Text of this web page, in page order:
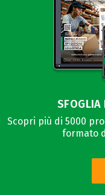
SFOGLIA
Scopri più di 5000
formato